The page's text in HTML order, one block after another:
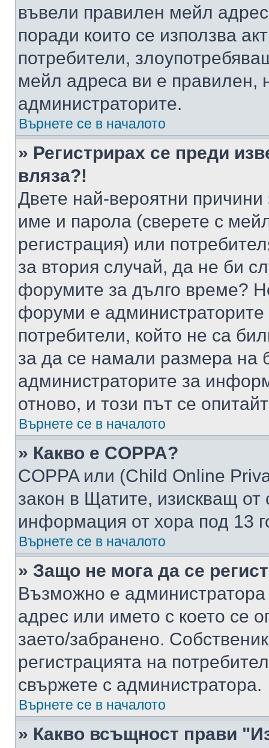
въвели правилен мейл
поради които се използва
потребители,
мейл адреса ви е правилен,
администраторите.
Върнете се в началото
» Регистрирах се преди
вляза?!
Двете най-вероятни
име и парола (сверете с
регистрация) или
за втория случай, да не би
форумите за дълго време?
форуми е администраторите
потребители, който не са
за да се намали размера на
администраторите за
отново, и този път се
Върнете се в началото
» Какво е COPPA?
COPPA или (Child Online
закон в Щатите, изискващ от
информация от хора под 13
Върнете се в началото
» Защо не мога да се
Възможно е
адрес или името с което се
заето/забранено.
регистрацията на
свържете с администратора.
Върнете се в началото
» Какво всъщност прави